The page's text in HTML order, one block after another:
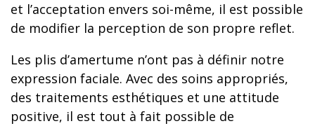
et l’acceptation envers soi-même, il est possible
de modifier la perception de son propre reflet.
Les plis d’amertume n’ont pas à définir notre
expression faciale. Avec des soins appropriés,
des traitements esthétiques et une attitude
positive, il est tout à fait possible de